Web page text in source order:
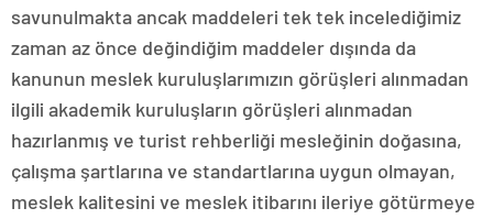
savunulmakta ancak maddeleri tek tek incelediğimiz
zaman az önce değindiğim maddeler dışında da
kanunun meslek kuruluşlarımızın görüşleri alınmadan
ilgili akademik kuruluşların görüşleri alınmadan
hazırlanmış ve turist rehberliği mesleğinin doğasına,
çalışma şartlarına ve standartlarına uygun olmayan,
meslek kalitesini ve meslek itibarını ileriye götürmeye